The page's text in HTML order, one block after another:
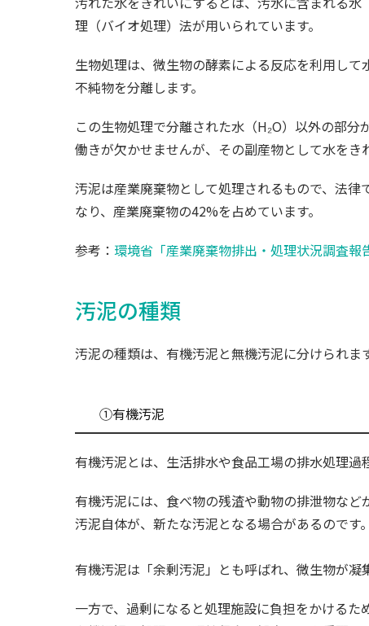
理（バイオ処理）法が用いられています。
生物処理は、微生物の酵素による反応を利用し
不純物を分離します。
この生物処理で分離された水（H₂O）以外の部
働きが欠かせませんが、その副産物として水をき
汚泥は産業廃棄物として処理されるもので、法
なり、産業廃棄物の42%を占めています。
参考： 環境省「産業廃棄物排出・処理状況調査報
汚泥の種類
汚泥の種類は、有機汚泥と無機汚泥に分けられま
①有機汚泥
有機汚泥とは、生活排水や食品工場の排水処理過
有機汚泥には、食べ物の残渣や動物の排泄物な
汚泥自体が、新たな汚泥となる場合があるのです。
有機汚泥は「余剰汚泥」とも呼ばれ、微生物が凝
一方で、過剰になると処理施設に負担をかけるた